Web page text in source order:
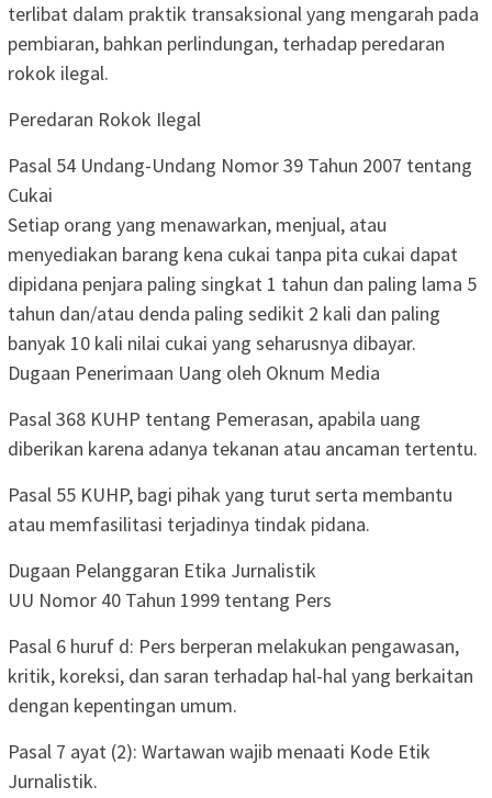
terlibat dalam praktik transaksional yang mengarah pada
pembiaran, bahkan perlindungan, terhadap peredaran
rokok ilegal.
Peredaran Rokok Ilegal
Pasal 54 Undang-Undang Nomor 39 Tahun 2007 tentang
Cukai
Setiap orang yang menawarkan, menjual, atau
menyediakan barang kena cukai tanpa pita cukai dapat
dipidana penjara paling singkat 1 tahun dan paling lama 5
tahun dan/atau denda paling sedikit 2 kali dan paling
banyak 10 kali nilai cukai yang seharusnya dibayar.
Dugaan Penerimaan Uang oleh Oknum Media
Pasal 368 KUHP tentang Pemerasan, apabila uang
diberikan karena adanya tekanan atau ancaman tertentu.
Pasal 55 KUHP, bagi pihak yang turut serta membantu
atau memfasilitasi terjadinya tindak pidana.
Dugaan Pelanggaran Etika Jurnalistik
UU Nomor 40 Tahun 1999 tentang Pers
Pasal 6 huruf d: Pers berperan melakukan pengawasan,
kritik, koreksi, dan saran terhadap hal-hal yang berkaitan
dengan kepentingan umum.
Pasal 7 ayat (2): Wartawan wajib menaati Kode Etik
Jurnalistik.